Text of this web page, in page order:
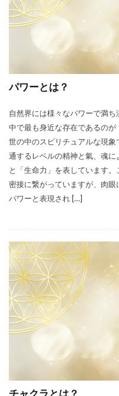
パワーとは？
自然界には様々なパワーで満
中で最も身近な存在であるのが
世の中のスピリチュアルな現
通するレベルの精神と氣、魂
と「生命力」を表しています
密接に繋がっていますが、肉
パワーと表現され […]
チャクラとは？